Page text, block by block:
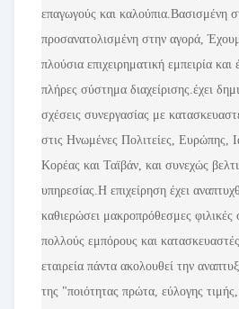
επαγωγούς και καλούπια.Βασισμένη
προσανατολισμένη στην αγορά,
πλούσια επιχειρηματική εμπειρία και
πλήρες σύστημα διαχείρισης.έχει
σχέσεις συνεργασίας με
στις Ηνωμένες Πολιτείες, Ευρώπης,
Κορέας και Ταϊβάν, και συνεχώς
υπηρεσίας.Η επιχείρηση έχει
καθιερώσει μακροπρόθεσμες φιλικές
πολλούς εμπόρους και
εταιρεία πάντα ακολουθεί την
της "ποιότητας πρώτα, εύλογης